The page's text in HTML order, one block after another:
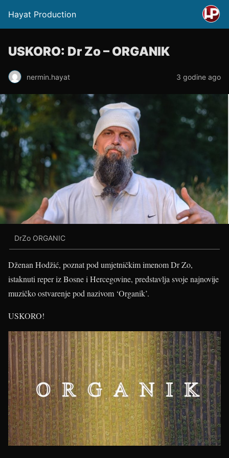
Hayat Production
USKORO: Dr Zo – ORGANIK
nermin.hayat 3 godine ago
DrZo ORGANIC
Dženan Hodžić, poznat pod umjetničkim imenom Dr Zo,
istaknuti reper iz Bosne i Hercegovine, predstavlja svoje najnovije
muzičko ostvarenje pod nazivom ‘Organik’.
USKORO!